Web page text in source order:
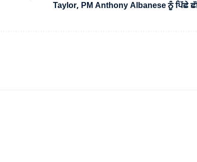
Taylor, PM Anthony Albanese ਨੂੰ ਪਿੱਛੇ